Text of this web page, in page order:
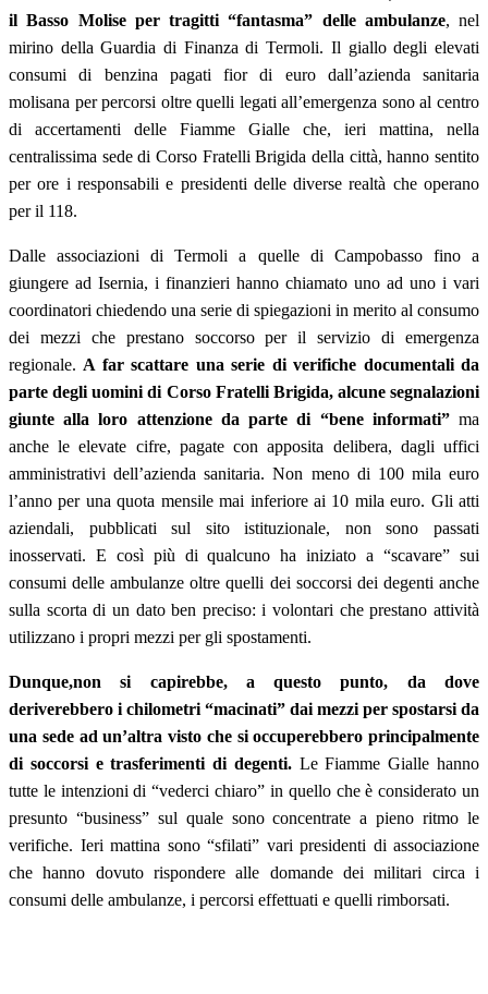
il Basso Molise per tragitti “fantasma” delle ambulanze, nel
mirino della Guardia di Finanza di Termoli. Il giallo degli elevati
consumi di benzina pagati fior di euro dall’azienda sanitaria
molisana per percorsi oltre quelli legati all’emergenza sono al centro
di accertamenti delle Fiamme Gialle che, ieri mattina, nella
centralissima sede di Corso Fratelli Brigida della città, hanno sentito
per ore i responsabili e presidenti delle diverse realtà che operano
per il 118.
Dalle associazioni di Termoli a quelle di Campobasso fino a
giungere ad Isernia, i finanzieri hanno chiamato uno ad uno i vari
coordinatori chiedendo una serie di spiegazioni in merito al consumo
dei mezzi che prestano soccorso per il servizio di emergenza
regionale. A far scattare una serie di verifiche documentali da
parte degli uomini di Corso Fratelli Brigida, alcune segnalazioni
giunte alla loro attenzione da parte di “bene informati”ma
anche le elevate cifre, pagate con apposita delibera, dagli uffici
amministrativi dell’azienda sanitaria. Non meno di 100 mila euro
l’anno per una quota mensile mai inferiore ai 10 mila euro. Gli atti
aziendali, pubblicati sul sito istituzionale, non sono passati
inosservati. E così più di qualcuno ha iniziato a “scavare” sui
consumi delle ambulanze oltre quelli dei soccorsi dei degenti anche
sulla scorta di un dato ben preciso: i volontari che prestano attività
utilizzano i propri mezzi per gli spostamenti.
Dunque,non si capirebbe, a questo punto, da dove
deriverebbero i chilometri “macinati” dai mezzi per spostarsi da
una sede ad un’altra visto che si occuperebbero principalmente
di soccorsi e trasferimenti di degenti. Le Fiamme Gialle hanno
tutte le intenzioni di “vederci chiaro” in quello che è considerato un
presunto “business” sul quale sono concentrate a pieno ritmo le
verifiche. Ieri mattina sono “sfilati” vari presidenti di associazione
che hanno dovuto rispondere alle domande dei militari circa i
consumi delle ambulanze, i percorsi effettuati e quelli rimborsati.